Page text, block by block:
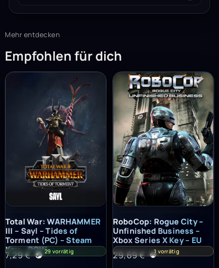
Mehr entdecken
Empfohlen für dich
Total War: WARHAMMER III – Sayl – Tides of Torment (PC) –
Total War: WARHAMMER
III – Sayl – Tides of
Torment (PC) – Steam
Key – ROW
7,29€ 29 vorrätig
RoboCop: Rogue City –
RoboCop: Rogue City –
Unfinished Business –
Xbox Series X Key – EU
29,69€ 1 vorrätig